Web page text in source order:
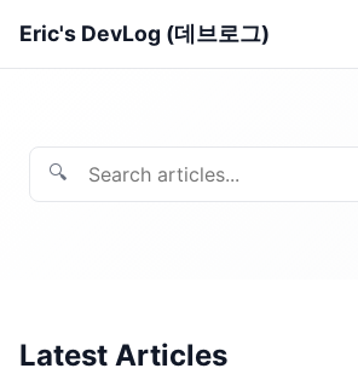
Eric's DevLog (데브로그)
🔍
Latest Articles